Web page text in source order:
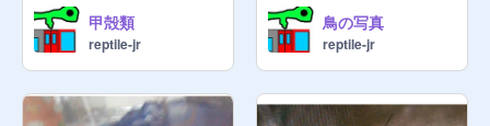
甲殻類
reptile-jr
鳥の写真
reptile-jr